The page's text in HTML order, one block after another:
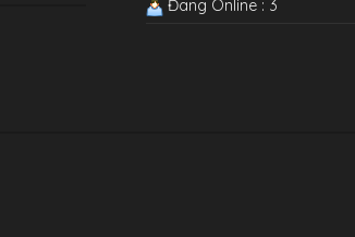
Đang Online : 3